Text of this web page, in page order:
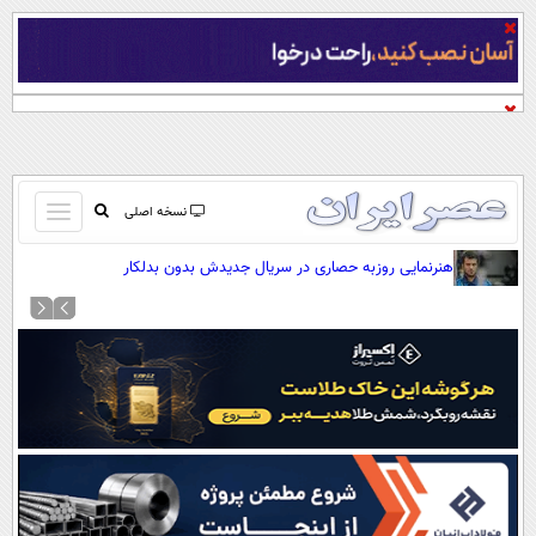
نسخه اصلی
باز
و
کردن
صفحه اول
آرشیو
نظرسنجی
آب و هوا
اوقات شرعی
سواد زندگی
هنرنمایی روزبه حصاری در سریال جدیدش بدون بدلکار